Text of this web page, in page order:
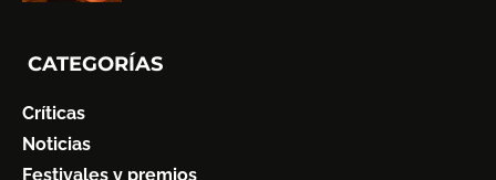
CATEGORÍAS
Críticas
Noticias
Festivales y premios